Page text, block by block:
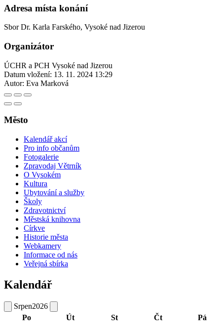
Adresa místa konání
Sbor Dr. Karla Farského, Vysoké nad Jizerou
Organizátor
ÚCHR a PCH Vysoké nad Jizerou
Datum vložení: 13. 11. 2024 13:29
Autor: Eva Marková
Město
Kalendář akcí
Pro info občanům
Fotogalerie
Zpravodaj Větrník
O Vysokém
Kultura
Ubytování a služby
Školy
Zdravotnictví
Městská knihovna
Církve
Historie města
Webkamery
Informace od nás
Veřejná sbírka
Kalendář
Srpen2026
Po
Út St Čt Pá